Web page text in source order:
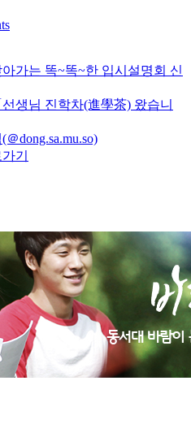
가는 똑~똑~한 입시설명회 신
생님 진학차(進學茶) 왔습니
dong.sa.mu.so)
기